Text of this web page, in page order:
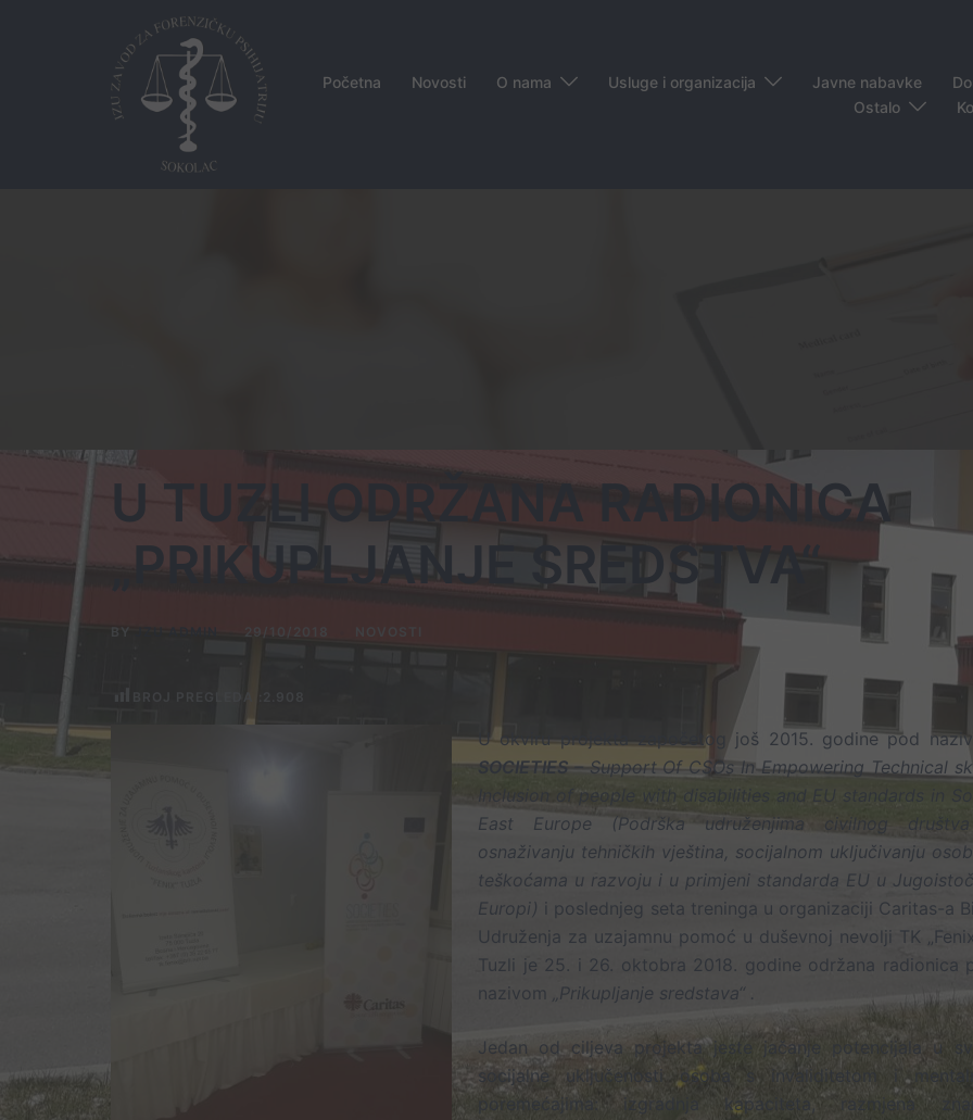
Početna Novosti O nama Usluge i organizacija Javne nabavke
Ostalo
U TUZLI ODRŽANA RADIONICA
„PRIKUPLJANJE SREDSTVA“
BY 29/10/2018
BROJ PREGLEDA :
U okviru projekta započetog još 2015. godine pod
SOCIETIES– Support Of CSOs In Empowering Technical
Inclusion of people with disabilities and EU standards in
East Europe (Podrška udruženjima civilnog
osnaživanju tehničkih vještina, socijalnom uključivanju
teškoćama u razvoju i u primjeni standarda EU u
Europi) i poslednjeg seta treninga u organizaciji Caritas-a
Udruženja za uzajamnu pomoć u duševnoj nevolji TK
Tuzli je 25. i 26. oktobra 2018. godine održana radionica
nazivom „Prikupljanje sredstava“ .
Jedan od ciljeva projekta jeste jačanje potencijala u
socijalne uključenosti osoba s invaliditetom i
poremećajima: izgradnja kapaciteta, razmjena